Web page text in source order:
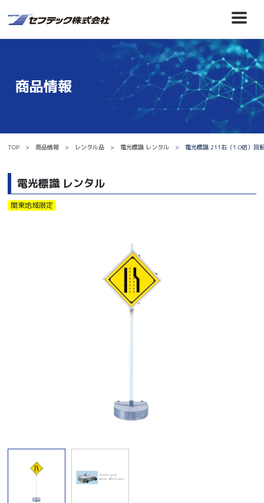
商品情報
TOP 商品情報 レンタル品 電光標識 レンタル 電光標識 211右（1.0倍）回
電光標識 レンタル
関東地域限定